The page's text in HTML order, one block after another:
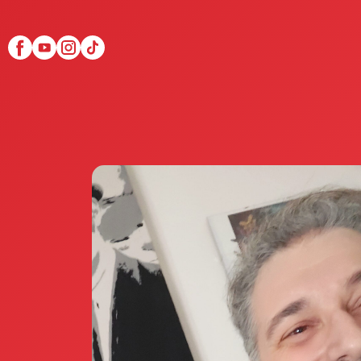
Scopri Club di Più
Le testimonianze
La fondatrice Valeria